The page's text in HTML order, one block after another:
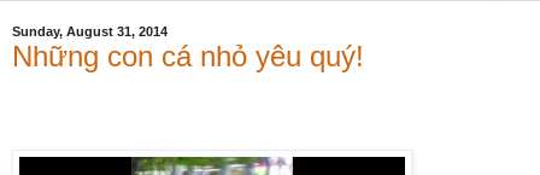
Sunday, August 31, 2014
Những con cá nhỏ yêu quý!